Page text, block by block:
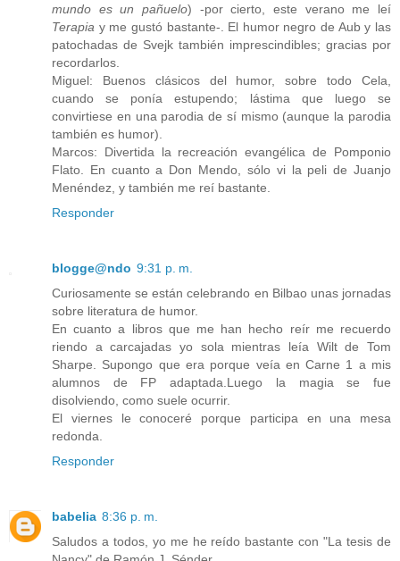
mundo es un pañuelo) -por cierto, este verano me leí
Terapia y me gustó bastante-. El humor negro de Aub y las
patochadas de Svejk también imprescindibles; gracias por
recordarlos.
Miguel: Buenos clásicos del humor, sobre todo Cela,
cuando se ponía estupendo; lástima que luego se
convirtiese en una parodia de sí mismo (aunque la parodia
también es humor).
Marcos: Divertida la recreación evangélica de Pomponio
Flato. En cuanto a Don Mendo, sólo vi la peli de Juanjo
Menéndez, y también me reí bastante.
Responder
blogge@ndo 9:31 p. m.
Curiosamente se están celebrando en Bilbao unas jornadas
sobre literatura de humor.
En cuanto a libros que me han hecho reír me recuerdo
riendo a carcajadas yo sola mientras leía Wilt de Tom
Sharpe. Supongo que era porque veía en Carne 1 a mis
alumnos de FP adaptada.Luego la magia se fue
disolviendo, como suele ocurrir.
El viernes le conoceré porque participa en una mesa
redonda.
Responder
babelia 8:36 p. m.
Saludos a todos, yo me he reído bastante con "La tesis de